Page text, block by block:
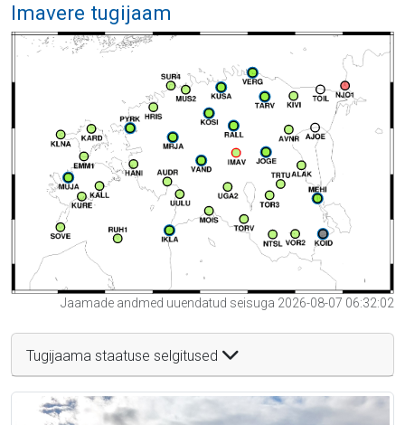
Imavere tugijaam
Jaamade andmed uuendatud seisuga 2026-08-07 06:32:02
Tugijaama staatuse selgitused